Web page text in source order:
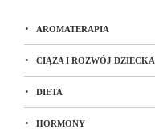
AROMATERAPIA
CIĄŻA I ROZWÓJ DZIECKA
DIETA
HORMONY